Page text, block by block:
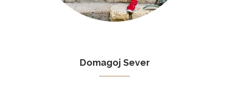
Domagoj Sever